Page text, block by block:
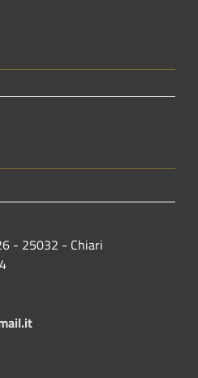
- 25032 - Chiari